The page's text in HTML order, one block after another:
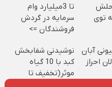
توی
تا 3میلیارد وام
سرمایه در گردش
فروشندگان =>
کن
میلیونی آبان
احراز
نوشیدنی شفابخش
کبد با 10 گیاه
موثر(تخفیف تا